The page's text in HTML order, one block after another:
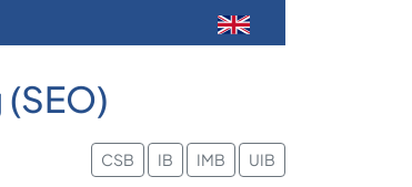
CSB IB IMB UIB